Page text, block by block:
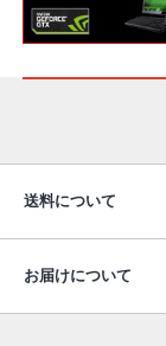
送料について
お届けについて